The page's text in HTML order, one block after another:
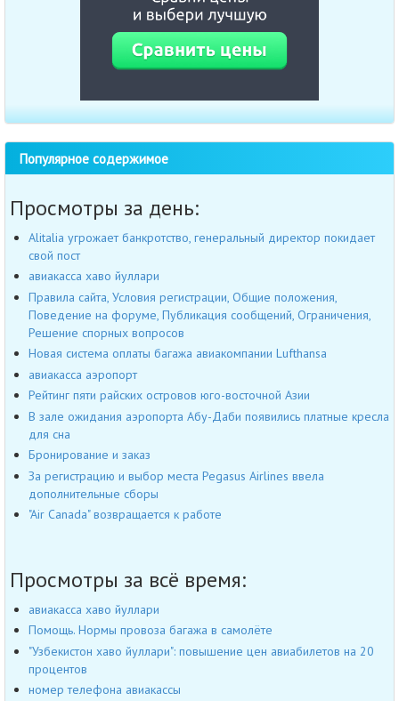
Популярное содержимое
Просмотры за день:
Alitalia угрожает банкротство, генеральный директор покидает
свой пост
авиакасса хаво йуллари
Правила сайта, Условия регистрации, Общие положения,
Поведение на форуме, Публикация сообщений, Ограничения,
Решение спорных вопросов
Новая система оплаты багажа авиакомпании Lufthansa
авиакасса аэропорт
Рейтинг пяти райских островов юго-восточной Азии
В зале ожидания аэропорта Абу-Даби появились платные кресла
для сна
Бронирование и заказ
За регистрацию и выбор места Pegasus Airlines ввела
дополнительные сборы
"Air Canada" возвращается к работе
Просмотры за всё время:
авиакасса хаво йуллари
Помощь. Нормы провоза багажа в самолёте
"Узбекистон хаво йуллари": повышение цен авиабилетов на 20
процентов
номер телефона авиакассы